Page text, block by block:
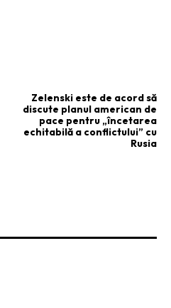
Zelenski este de acord să
discute planul american de
pace pentru „încetarea
echitabilă a conflictului” cu
Rusia